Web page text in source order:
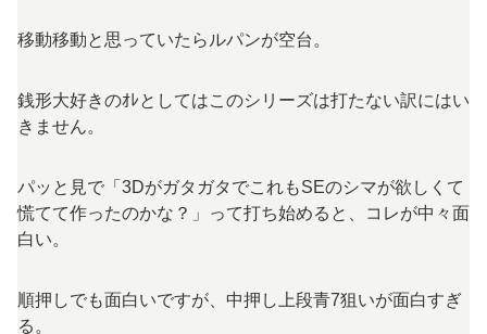
移動移動と思っていたらルパンが空台。
銭形大好きのｵﾚとしてはこのシリーズは打たない訳にはい
きません。
パッと見で「3DがガタガタでこれもSEのシマが欲しくて
慌てて作ったのかな？」って打ち始めると、コレが中々面
白い。
順押しでも面白いですが、中押し上段青7狙いが面白すぎ
る。